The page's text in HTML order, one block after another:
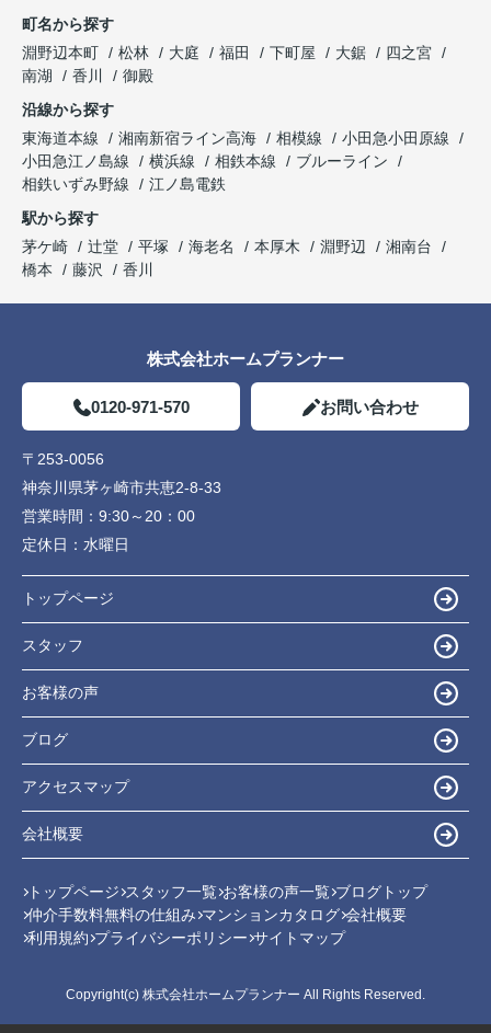
町名から探す
淵野辺本町
松林 大庭 福田 下町屋 大鋸
四之宮
南湖
香川
御殿
沿線から探す
東海道本線
湘南新宿ライン高海 相模線
小田急小田原線
小田急江ノ島線
横浜線 相鉄本線
ブルーライン
相鉄いずみ野線
江ノ島電鉄
駅から探す
茅ケ崎
辻堂 平塚 海老名 本厚木 淵野辺
湘南台
橋本
藤沢 香川
株式会社ホームプランナー
0120-971-570 お問い合わせ
〒253-0056
神奈川県茅ヶ崎市共恵2-8-33
営業時間： 9:30～20：00
定休日： 水曜日
トップページ
スタッフ
お客様の声
ブログ
アクセスマップ
会社概要
トップページ スタッフ一覧 お客様の声一覧 ブログトップ
仲介手数料無料の仕組み マンションカタログ 会社概要
利用規約 プライバシーポリシー サイトマップ
Copyright(c) 株式会社ホームプランナー All Rights Reserved.